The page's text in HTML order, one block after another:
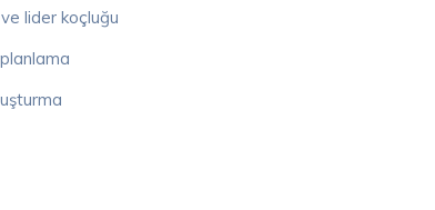
lider koçluğu